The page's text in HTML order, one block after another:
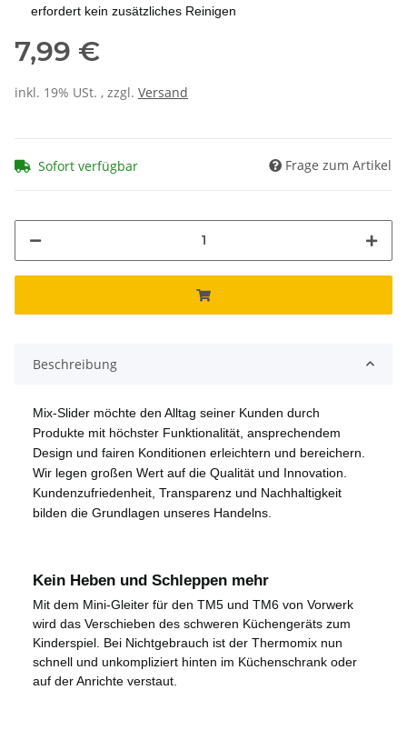
erfordert kein zusätzliches Reinigen
7,99 €
inkl. 19% USt. , zzgl. Versand
Sofort verfügbar Frage zum Artikel
Beschreibung
Mix-Slider möchte den Alltag seiner Kunden durch
Produkte mit höchster Funktionalität, ansprechendem
Design und fairen Konditionen erleichtern und bereichern.
Wir legen großen Wert auf die Qualität und Innovation.
Kundenzufriedenheit, Transparenz und Nachhaltigkeit
bilden die Grundlagen unseres Handelns.
Kein Heben und Schleppen mehr
Mit dem Mini-Gleiter für den TM5 und TM6 von Vorwerk
wird das Verschieben des schweren Küchengeräts zum
Kinderspiel. Bei Nichtgebrauch ist der Thermomix nun
schnell und unkompliziert hinten im Küchenschrank oder
auf der Anrichte verstaut.